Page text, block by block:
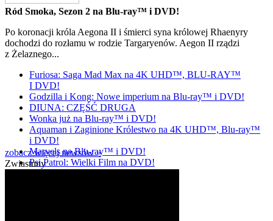
Ród Smoka, Sezon 2 na Blu-ray™ i DVD!
Po koronacji króla Aegona II i śmierci syna królowej Rhaenyry
dochodzi do rozłamu w rodzie Targaryenów. Aegon II rządzi
z Żelaznego...
Furiosa: Saga Mad Max na 4K UHD™, BLU-RAY™
I DVD!
Godzilla i Kong: Nowe imperium na Blu-ray™ i DVD!
DIUNA: CZĘŚĆ DRUGA
Wonka już na Blu-ray™ i DVD!
Aquaman i Zaginione Królestwo na 4K UHD™, Blu-ray™
i DVD!
Marvels na Blu-ray™ i DVD!
Psi Patrol: Wielki Film na DVD!
zobacz więcej newsów »
Zwiastuny